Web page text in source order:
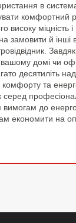
в
комфортний
міцність і
й інші
вашому домі чи
десятиліть
та
вимогам до
економити на